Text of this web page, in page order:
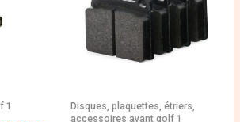
1
Disques, plaquettes, étriers,
accessoires avant golf 1